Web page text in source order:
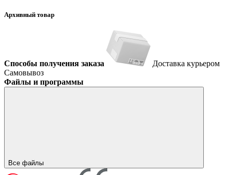
Архивный товар
Способы получения заказа
Доставка курьером
Самовывоз
Файлы и программы
Все файлы